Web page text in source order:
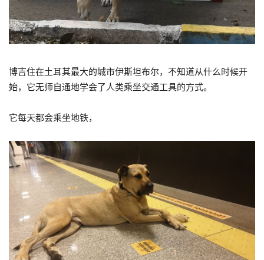
博吉住在土耳其最大的城市伊斯坦布尔，不知道从什么时候开
始，它无师自通地学会了人类乘坐交通工具的方式。
它每天都会乘坐地铁，